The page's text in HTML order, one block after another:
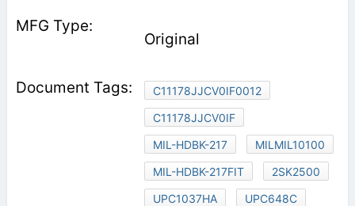
Original
C11178JJCV0IF0012
C11178JJCV0IF
MIL-HDBK-217
MILMIL10100
MIL-HDBK-217FIT
2SK2500
UPC1037HA
UPC648C